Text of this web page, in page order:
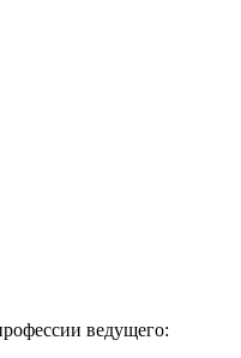
ведущего: